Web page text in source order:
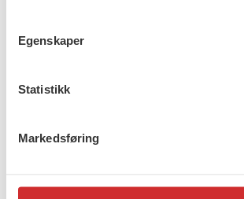
Egenskaper
Statistikk
Markedsføring
About us (English)